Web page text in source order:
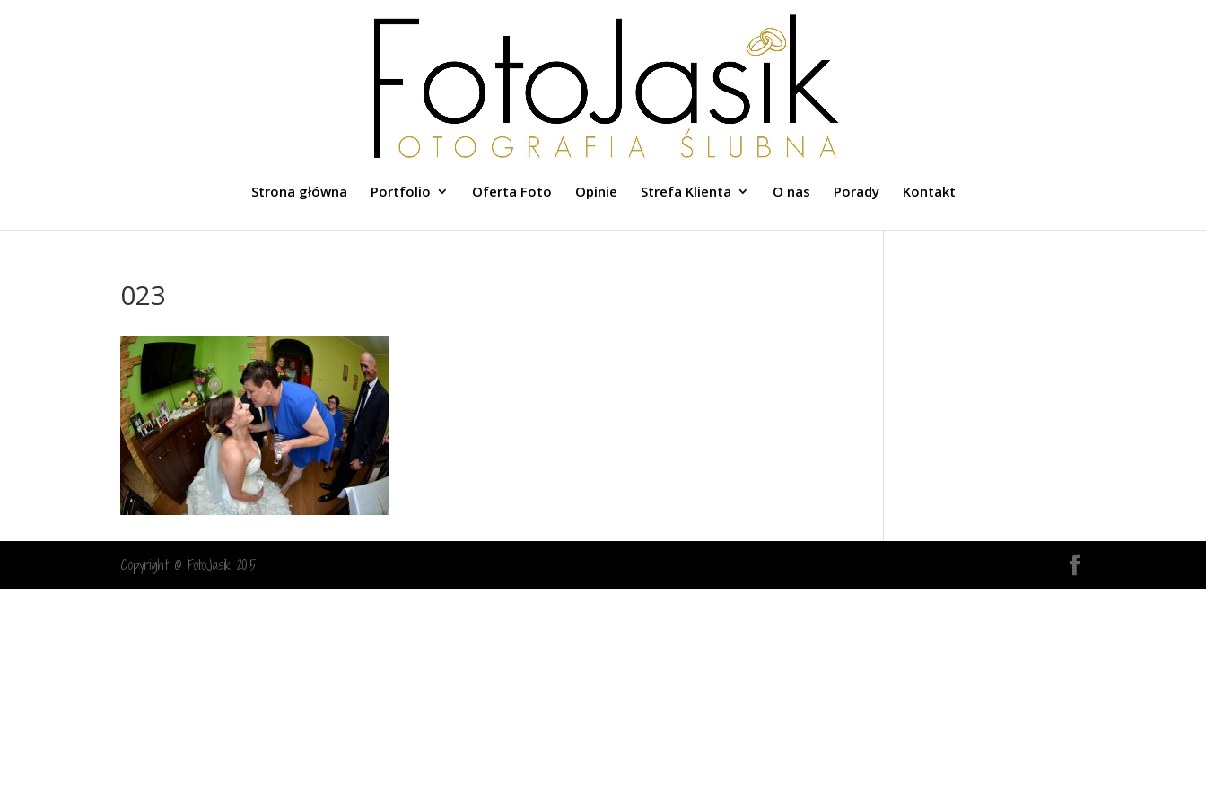
Strona główna Portfolio Oferta Foto Opinie Strefa Klienta O nas Porady Kontakt
023
Copyright © FotoJasik 2015